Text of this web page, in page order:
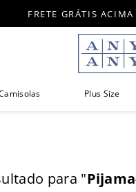
FRETE GRÁTIS
Plus Size
para "